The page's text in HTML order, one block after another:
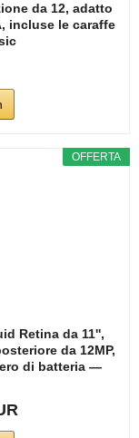
da 12, adatto
incluse le caraffe
OFFERTA
Retina da 11'',
da 12MP,
di batteria —